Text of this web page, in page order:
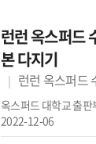
런런 옥스퍼드
본 다지기
런런 옥스퍼드
옥스퍼드 대학교 출판
2022-12-06